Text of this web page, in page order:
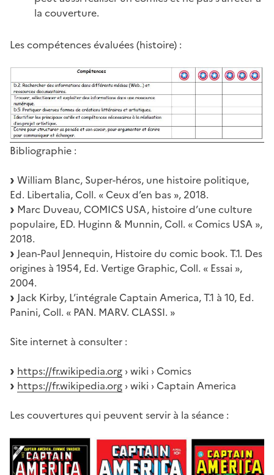
la couverture.
Les compétences évaluées (histoire) :
Bibliographie :
William Blanc, Super-héros, une histoire politique,
Ed. Libertalia, Coll. « Ceux d’en bas », 2018.
Marc Duveau, COMICS USA, histoire d’une culture
populaire, ED. Huginn & Munnin, Coll. « Comics USA »,
2018.
Jean-Paul Jennequin, Histoire du comic book. T.1. Des
origines à 1954, Ed. Vertige Graphic, Coll. « Essai »,
2004.
Jack Kirby, L’intégrale Captain America, T.1 à 10, Ed.
Panini, Coll. « PAN. MARV. CLASSI. »
Site internet à consulter :
https://fr.wikipedia.org › wiki › Comics
https://fr.wikipedia.org › wiki › Captain America
Les couvertures qui peuvent servir à la séance :